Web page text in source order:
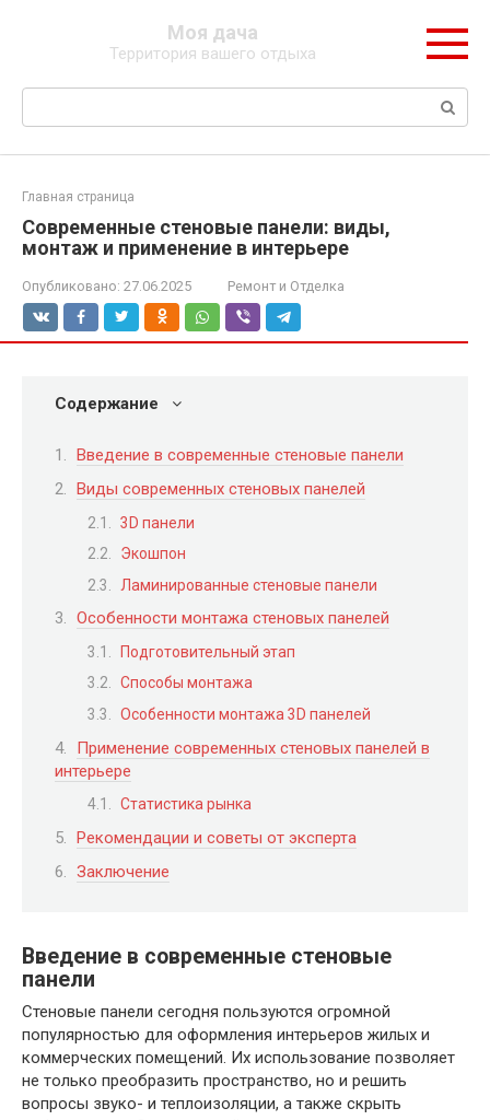
Моя дача
Территория вашего отдыха
Поиск:
Главная страница
Современные стеновые панели: виды,
монтаж и применение в интерьере
Опубликовано: 27.06.2025 Ремонт и Отделка
Содержание
Введение в современные стеновые панели
Виды современных стеновых панелей
3D панели
Экошпон
Ламинированные стеновые панели
Особенности монтажа стеновых панелей
Подготовительный этап
Способы монтажа
Особенности монтажа 3D панелей
Применение современных стеновых панелей в
интерьере
Статистика рынка
Рекомендации и советы от эксперта
Заключение
Введение в современные стеновые
панели
Стеновые панели сегодня пользуются огромной
популярностью для оформления интерьеров жилых и
коммерческих помещений. Их использование позволяет
не только преобразить пространство, но и решить
вопросы звуко- и теплоизоляции, а также скрыть